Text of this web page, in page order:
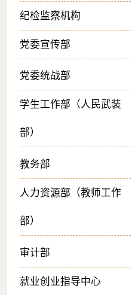
纪检监察机构
党委宣传部
党委统战部
学生工作部（人民武装
部）
教务部
人力资源部（教师工作
部）
审计部
就业创业指导中心